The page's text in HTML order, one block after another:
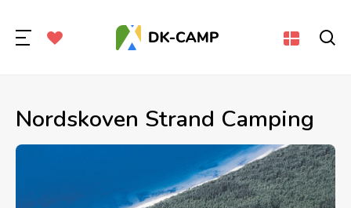
Nordskoven Strand Camping